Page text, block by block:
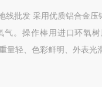
线批发 采用优质铝合金压
气。操作棒用进口环氧
量轻、色彩鲜明、外表光